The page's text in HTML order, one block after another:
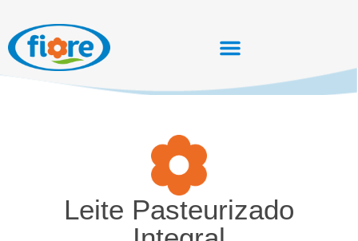
Leite Pasteurizado